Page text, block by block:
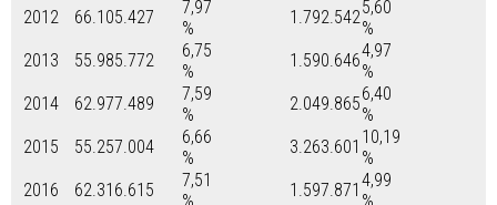
2012
66.105.427
7,97
%
1.792.5425,60
%
2013
55.985.772
6,75
%
1.590.6464,97
%
2014
62.977.489
7,59
%
2.049.8656,40
%
2015
55.257.004
6,66
%
3.263.601 10,19
%
2016
62.316.615
7,51
1.597.871 4,99